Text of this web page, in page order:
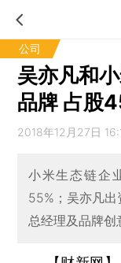
公司
吴亦凡和
品牌 占股
2018年12月27日
小米生态链企
55%；吴亦凡出
总经理及品牌创